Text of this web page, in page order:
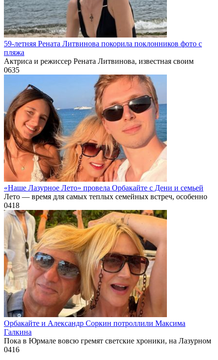
59-летняя Рената Литвинова покорила поклонников фото с
пляжа
Актриса и режиссер Рената Литвинова, известная своим
0635
«Наше Лазурное Лето» провела Орбакайте с Дени и семьей
Лето — время для самых теплых семейных встреч, особенно
0418
Орбакайте и Александр Соркин потроллили Максима
Галкина
Пока в Юрмале вовсю гремят светские хроники, на Лазурном
0416